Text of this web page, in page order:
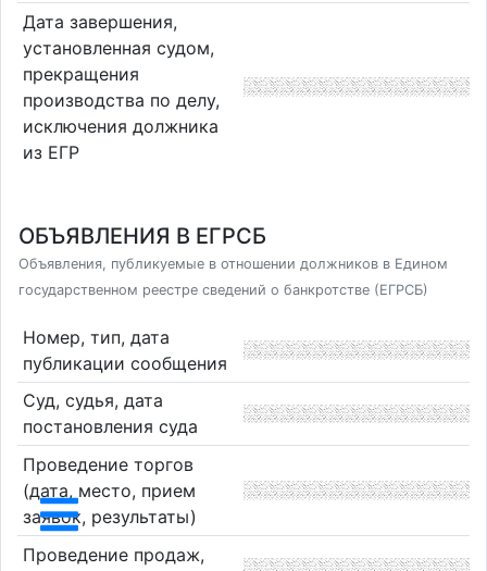
Дата завершения,
установленная судом,
прекращения
производства по делу,
исключения должника
из ЕГР
ОБЪЯВЛЕНИЯ В ЕГРСБ
Объявления, публикуемые в отношении должников в Едином
государственном реестре сведений о банкротстве (ЕГРСБ)
Номер, тип, дата
публикации сообщения
Суд, судья, дата
постановления суда
Проведение торгов
(дата, место, прием
заявок, результаты)
Проведение продаж,